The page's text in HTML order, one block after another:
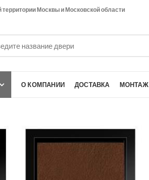
Москвы и Московской области
О КОМПАНИИ ДОСТАВКА МОНТАЖ